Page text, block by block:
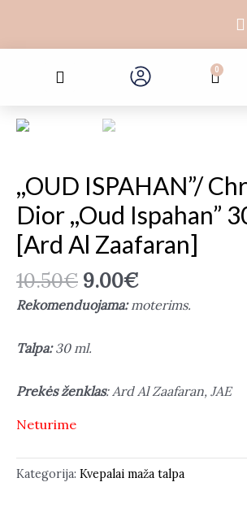
turinio
F
a
Search 0Cart
,,OUD ISPAHAN”/
Dior ,,Oud Ispahan”
[Ard Al Zaafaran]
10.50€ 9.00€
Rekomenduojama:moterims.
Talpa:30 ml.
Prekės ženklas: Ard Al Zaafaran, JAE
Neturime
Kategorija: Kvepalai maža talpa